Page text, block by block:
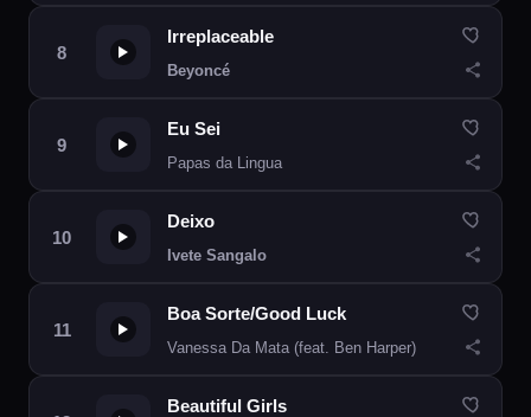
Irreplaceable
Beyoncé
Eu Sei
Papas da Lingua
Deixo
Ivete Sangalo
Boa Sorte/Good Luck
Vanessa Da Mata (feat. Ben Harper)
Beautiful Girls